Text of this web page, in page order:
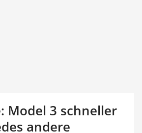
Model 3 schneller
andere